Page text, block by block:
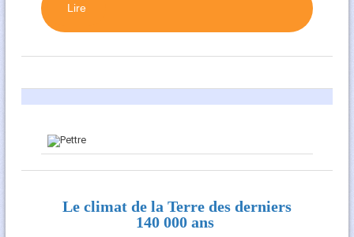
Lire
Le climat de la Terre des derniers
140 000 ans